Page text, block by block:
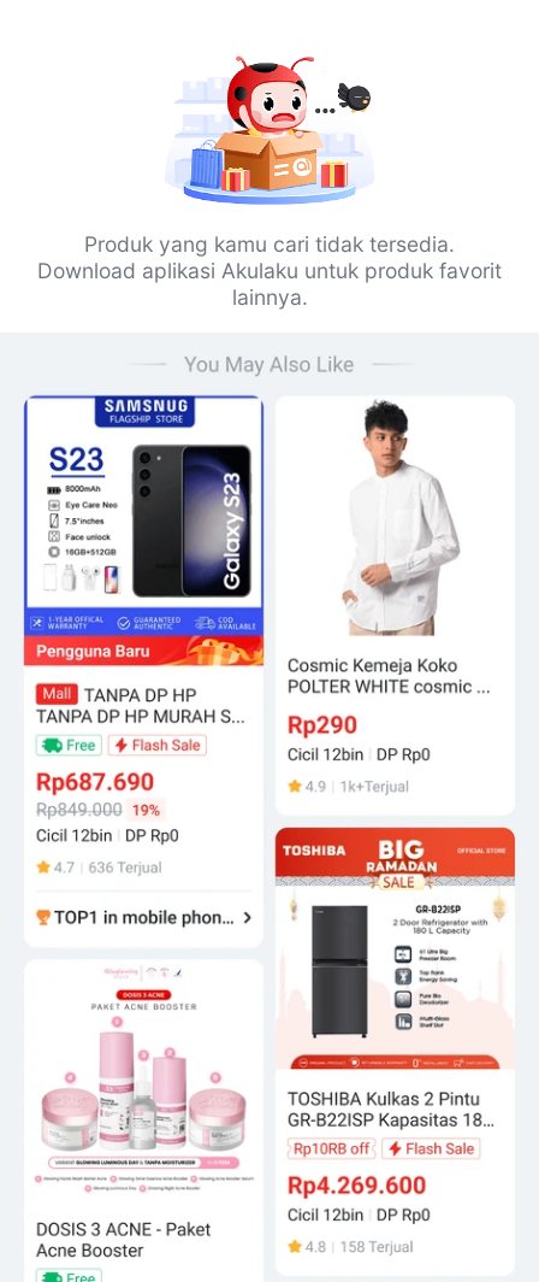
Produk yang kamu cari tidak tersedia.
Download aplikasi Akulaku untuk produk favorit
lainnya.